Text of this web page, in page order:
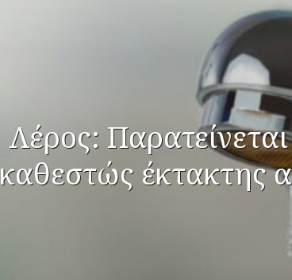
Λέρος:
καθεστώς έκτακτης